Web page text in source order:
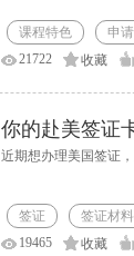
课程特色 申
21722
收藏
你的赴美签证
近期想办理美国签证
签证 签证材
19465
收藏